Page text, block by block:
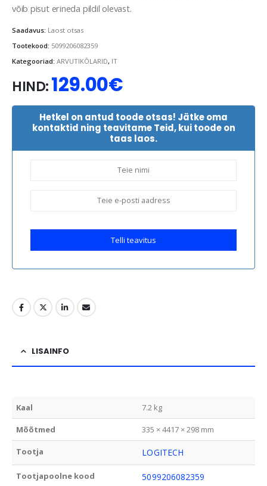
võib pisut erineda pildil olevast.
Saadavus: Laost otsas
Tootekood: 5099206082359
Kategooriad: ARVUTIKÕLARID, IT
HIND:129.00€
Hetkel on antud toode otsas! Jätke oma
kontaktid ning teavitame Teid, kui toode on
taas laos.
Telli teavitus
LISAINFO
Kaal 7.2 kg
Mõõtmed 335 × 4417 × 298 mm
Tootja LOGITECH
Tootjapoolne kood 5099206082359